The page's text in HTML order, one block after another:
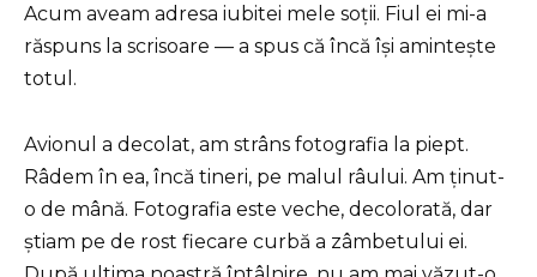
Acum aveam adresa iubitei mele soții. Fiul ei mi-a
răspuns la scrisoare — a spus că încă își amintește
totul.
Avionul a decolat, am strâns fotografia la piept.
Râdem în ea, încă tineri, pe malul râului. Am ținut-
o de mână. Fotografia este veche, decolorată, dar
știam pe de rost fiecare curbă a zâmbetului ei.